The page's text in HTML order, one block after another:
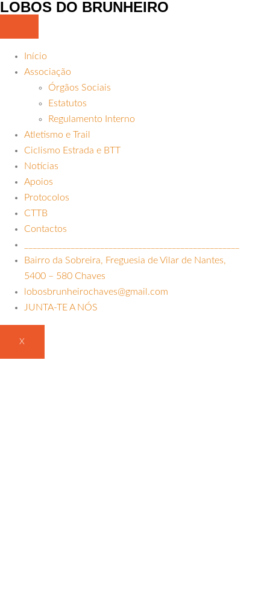
LOBOS DO BRUNHEIRO
Início
Associação
Órgãos Sociais
Estatutos
Regulamento Interno
Atletismo e Trail
Ciclismo Estrada e BTT
Notícias
Apoios
Protocolos
CTTB
Contactos
Bairro da Sobreira, Freguesia de Vilar de Nantes,
5400 – 580 Chaves
lobosbrunheirochaves@gmail.com
JUNTA-TE A NÓS
X